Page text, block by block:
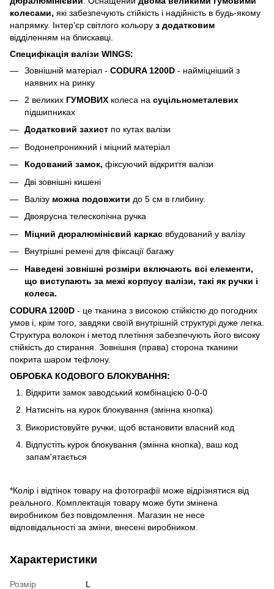
колесами, які забезпечують стійкість і надійність в будь-якому
напрямку. Інтер'єр світлого кольору з додатковим
відділенням на блискавці.
Специфікація валізи WINGS:
Зовнішній матеріал - CODURA 1200D - найміцніший з
наявних на ринку
2 великих ГУМОВИХ колеса на суцільнометалевих
підшипниках
Додатковий захист по кутах валізи
Водонепроникний і міцний матеріал
Кодований замок, фіксуючий відкриття валізи
Дві зовнішні кишені
Валізу можна подовжити до 5 см в глибину.
Двоярусна телескопічна ручка
Міцний дюралюмінієвий каркас вбудований у валізу
Внутрішні ремені для фіксації багажу
Наведені зовнішні розміри включають всі елементи,
що виступають за межі корпусу валізи, такі як ручки і
колеса.
CODURA 1200D - це тканина з високою стійкістю до погодних
умов і, крім того, завдяки своїй внутрішній структурі дуже легка.
Структура волокон і метод плетіння забезпечують його високу
стійкість до стирання. Зовнішня (права) сторона тканини
покрита шаром тефлону.
ОБРОБКА КОДОВОГО БЛОКУВАННЯ:
Відкрити замок заводський комбінацією 0-0-0
Натисніть на курок блокування (змінна кнопка)
Використовуйте ручки, щоб встановити власний код
Відпустіть курок блокування (змінна кнопка), ваш код
запам'ятається
*Колір і відтінок товару на фотографії може відрізнятися від
реального. Комплектація товару може бути змінена
виробником без повідомлення. Магазин не несе
відповідальності за зміни, внесені виробником.
Характеристики
Розмір L